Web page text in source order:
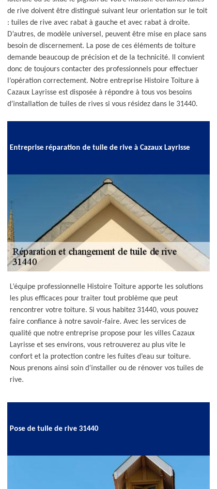
de rive doivent être distingué suivant leur orientation sur le toit
: tuiles de rive avec rabat à gauche et avec rabat à droite.
D’autres, de modèle universel, peuvent être mise en place sans
besoin de discernement. La pose de ces éléments de toiture
demande beaucoup de précision et de la technicité. Il convient
donc de toujours contacter des professionnels pour effectuer
l’opération correctement. Notre entreprise Histoire Toiture à
Cazaux Layrisse est disposée à répondre à tous vos besoins
d’installation de tuiles de rives si vous résidez dans le 31440.
Entreprise réparation de tuile de rive à Cazaux Layrisse
L’équipe professionnelle Histoire Toiture apporte les solutions
les plus efficaces pour traiter tout problème que peut
rencontrer votre toiture. Si vous habitez 31440, vous pouvez
faire confiance à notre savoir-faire. Avec les services de
qualité que notre entreprise propose pour les villes Cazaux
Layrisse et ses environs, vous retrouverez au plus vite le
confort et la protection contre les fuites d’eau sur toiture.
Nous prenons ainsi soin d’installer ou de rénover vos tuiles de
rive.
Pose de tuile de rive 31440